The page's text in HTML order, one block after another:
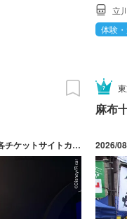
立
体験
2026/03/20(金・祝) ～ 10/12(月・祝) 休館日：各チケットサイトカレンダーにてご確認ください。
麻布
2026/